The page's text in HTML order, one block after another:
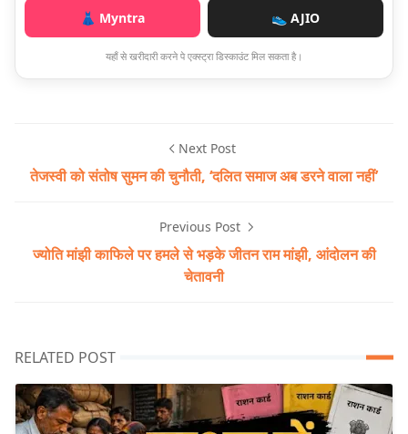
👗 Myntra 👟 AJIO
यहाँ से खरीदारी करने पे एक्स्ट्रा डिस्काउंट मिल सकता है।
Next Post
तेजस्वी को संतोष सुमन की चुनौती, ‘दलित समाज अब डरने वाला नहीं’
Previous Post
ज्योति मांझी काफिले पर हमले से भड़के जीतन राम मांझी, आंदोलन की
चेतावनी
RELATED POST